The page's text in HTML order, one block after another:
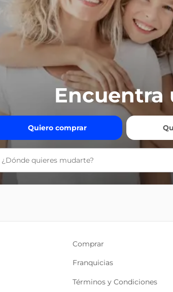
Encuentra
Quiero comprar
Comprar
Franquicias
Términos y Condiciones